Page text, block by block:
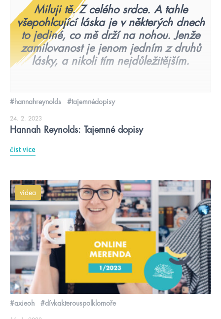
Miluji tě. Z celého srdce. A tahle
všepohlcující láska je v některých dnech
to jediné, co mě drží na nohou. Jenže
zamilovanost je jenom jedním z druhů
lásky, a nikoli tím nejdůležitějším.
#hannahreynolds #tajemnédopisy
24. 2. 2023
Hannah Reynolds: Tajemné dopisy
číst více
videa
#axieoh #dívkakterouspolklomoře